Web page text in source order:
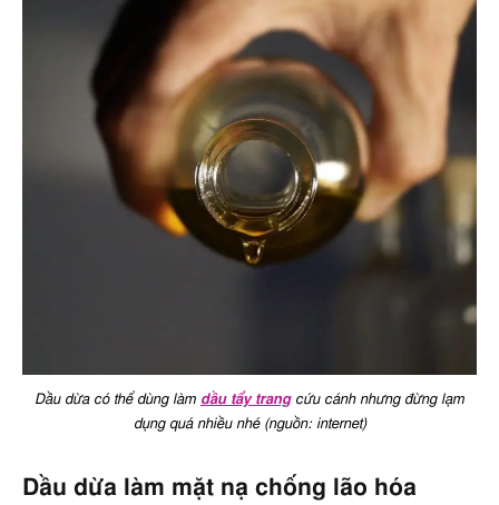
Dầu dừa có thể dùng làm dầu tẩy trangcứu cánh nhưng đừng lạm
dụng quá nhiều nhé (nguồn: internet)
Dầu dừa làm mặt nạ chống lão hóa